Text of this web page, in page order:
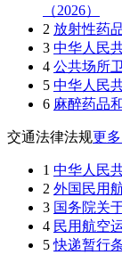
（2026）
2 放射性药
3 中华人民
4 公共场所
5 中华人民
6 麻醉药品
交通法律法规更
1 中华人民
2 外国民用
3 国务院关
4 民用航空
5 快递暂行